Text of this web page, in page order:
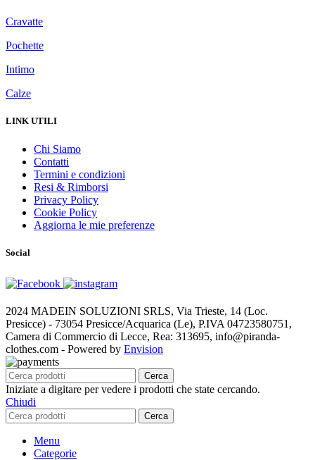
Cravatte
Pochette
Intimo
Calze
LINK UTILI
Chi Siamo
Contatti
Termini e condizioni
Resi & Rimborsi
Privacy Policy
Cookie Policy
Aggiorna le mie preferenze
Social
2024 MADEIN SOLUZIONI SRLS, Via Trieste, 14 (Loc.
Presicce) - 73054 Presicce/Acquarica (Le), P.IVA 04723580751,
Camera di Commercio di Lecce, Rea: 313695, info@piranda-
clothes.com - Powered by Envision
Cerca
Iniziate a digitare per vedere i prodotti che state cercando.
Chiudi
Cerca
Menu
Categorie